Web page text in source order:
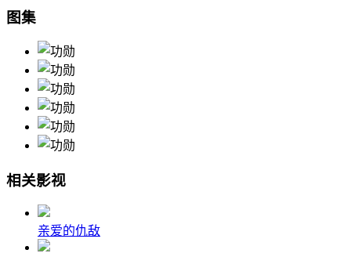
图集
相关影视
亲爱的仇敌